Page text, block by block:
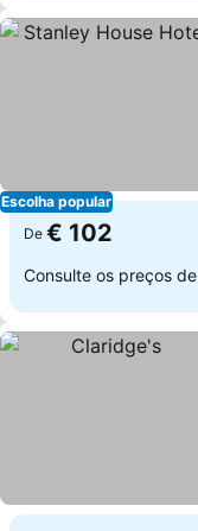
Escolha popular
De € 102
Consulte os preços de